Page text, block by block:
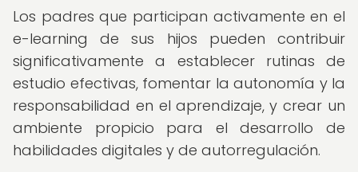
Los padres que participan activamente en el
e-learning de sus hijos pueden contribuir
significativamente a establecer rutinas de
estudio efectivas, fomentar la autonomía y la
responsabilidad en el aprendizaje, y crear un
ambiente propicio para el desarrollo de
habilidades digitales y de autorregulación.